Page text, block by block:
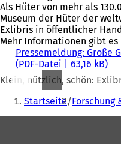
Als Hüter von mehr als
Museum der Hüter der
Exlibris in öffentlicher
Mehr Informationen gibt es
Pressemeldung: Große
PDF-Datei
63,16 kB
Klein, nützlich, schön:
Sie
befinden
Startseite Forschung